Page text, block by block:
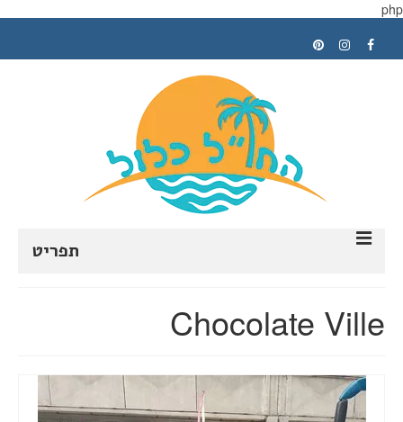
php
תפריט
תכנון טיול
טיפים
טיולים
Chocolate Ville